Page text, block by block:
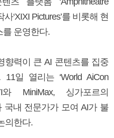
‘XIXI Pictures’를 비롯해 현
를 운영한다.
향력이 큰 AI 콘텐츠를 집중
일 열리는 ‘World AiCon
와 MiniMax, 싱가포르의
국내 전문가가 모여 AI가 불
의한다.